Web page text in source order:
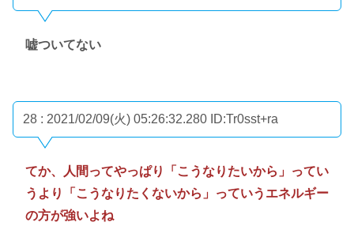
嘘ついてない
28 : 2021/02/09(火) 05:26:32.280 ID:Tr0sst+ra
てか、人間ってやっぱり「こうなりたいから」ってい
うより「こうなりたくないから」っていうエネルギー
の方が強いよね